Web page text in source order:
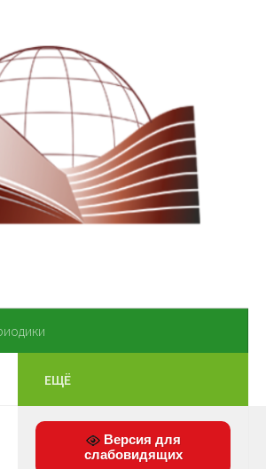
ЕЩЁ
Версия для
слабовидящих